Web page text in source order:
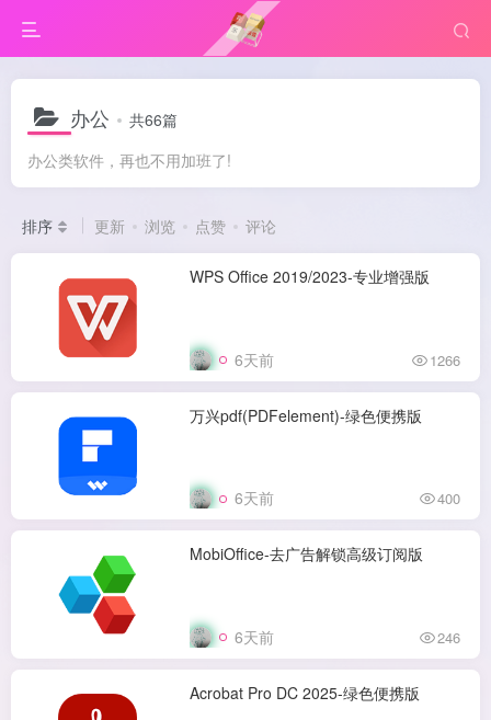
办公
共66篇
办公类软件，再也不用加班了!
排序 更新 浏览 点赞 评论
WPS Office 2019/2023-专业增强版
6天前 1266
万兴pdf(PDFelement)-绿色便携版
6天前 400
MobiOffice-去广告解锁高级订阅版
6天前 246
Acrobat Pro DC 2025-绿色便携版